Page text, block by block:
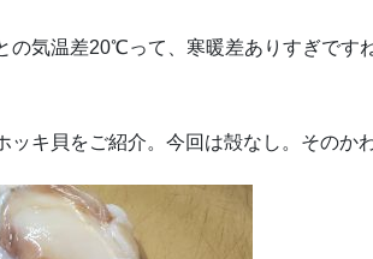
の気温差20℃って、寒暖差ありすぎです
ッキ貝をご紹介。今回は殻なし。そのか